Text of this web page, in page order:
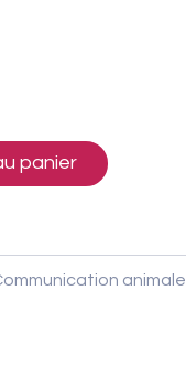
panier
animale